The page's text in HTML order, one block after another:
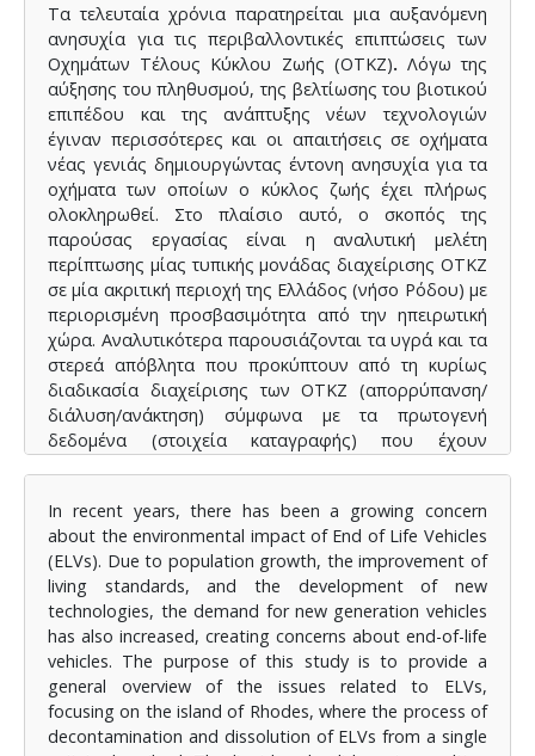
Τα τελευταία χρόνια παρατηρείται μια αυξανόμενη
ανησυχία για τις περιβαλλοντικές επιπτώσεις των
Οχημάτων Τέλους Κύκλου Ζωής (ΟΤΚΖ). Λόγω της
αύξησης του πληθυσμού, της βελτίωσης του βιοτικού
επιπέδου και της ανάπτυξης νέων τεχνολογιών
έγιναν περισσότερες και οι απαιτήσεις σε οχήματα
νέας γενιάς δημιουργώντας έντονη ανησυχία για τα
οχήματα των οποίων ο κύκλος ζωής έχει πλήρως
ολοκληρωθεί. Στο πλαίσιο αυτό, ο σκοπός της
παρούσας εργασίας είναι η αναλυτική μελέτη
περίπτωσης μίας τυπικής μονάδας διαχείρισης ΟΤΚΖ
σε μία ακριτική περιοχή της Ελλάδος (νήσο Ρόδου) με
περιορισμένη προσβασιμότητα από την ηπειρωτική
χώρα. Αναλυτικότερα παρουσιάζονται τα υγρά και τα
στερεά απόβλητα που προκύπτουν από τη κυρίως
διαδικασία διαχείρισης των ΟΤΚΖ (απορρύπανση/
διάλυση/ανάκτηση) σύμφωνα με τα πρωτογενή
δεδομένα (στοιχεία καταγραφής) που έχουν
2022 και 2023 και σε τριμηνιαία βάση.
Στο πρώτο κεφάλαιο παρουσιάζεται γενικά η
διαδικασία ανακύκλωσης των οχημάτων που
ολοκλήρωσαν τον κύκλο ζωής τους και
χαρακτηρίζονται ως ΟΤΚΖ καθώς και η υφιστάμενη
κατάσταση που επικρατεί στον τομέα αυτό, στην ΕΕ
και στην Ελλάδα. Επιπρόσθετα, αναλύεται η σχετική
νομοθεσία που διέπει την συνολική διαχείριση των
ΟΤΚΖ ενώ επίσης γίνεται αναφορά στον Ελληνικό
In recent years, there has been a growing concern
about the environmental impact of End of Life Vehicles
(ELVs). Due to population growth, the improvement of
living standards, and the development of new
technologies, the demand for new generation vehicles
has also increased, creating concerns about end-of-life
vehicles. The purpose of this study is to provide a
general overview of the issues related to ELVs,
focusing on the island of Rhodes, where the process of
decontamination and dissolution of ELVs from a single